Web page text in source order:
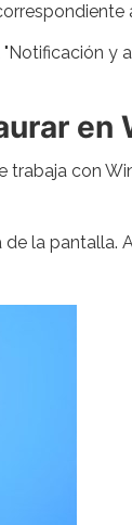
y
en
con
la pantalla.